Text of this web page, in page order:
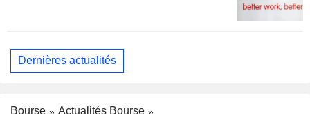
Dernières actualités
Bourse
Actualités Bourse